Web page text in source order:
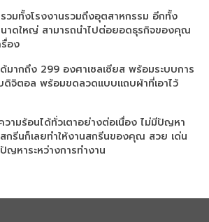
Pro 3
cm.
cm.
cm.
วมทั้งโรงงานรวมถึงอุตสาหกรรม อีกทั้ง
าดใหญ่ สามารถนำไปต่อยอดธุรกิจของคุณ
อง
มากถึง 299 องศาเซลเซียส พร้อมระบบการ
จิตอล พร้อมขดลวดแบบแถบผ้าที่เอาไว้
วามร้อนได้ทั่วเตาอย่างต่อเนื่อง ไม่มีปัญหา
กรีนก็เลยทำให้งานสกรีนของคุณ สวย เด่น
ญหาระหว่างการทำงาน